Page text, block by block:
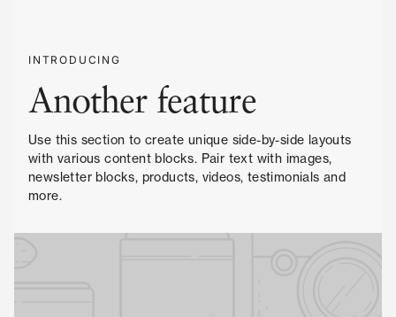
INTRODUCING
Another feature
Use this section to create unique side-by-side layouts
with various content blocks. Pair text with images,
newsletter blocks, products, videos, testimonials and
more.